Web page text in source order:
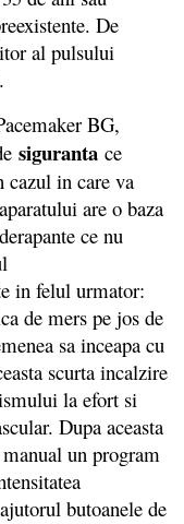
De
al pulsului
BG,
siguranta ce
cazul in care va
are o baza
ce nu
in felul urmator:
de mers pe jos de
sa inceapa cu
scurta incalzire
la efort si
Dupa aceasta
un program
butoanele de